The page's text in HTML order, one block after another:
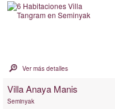
Ver más detalles
Villa Anaya Manis
Seminyak